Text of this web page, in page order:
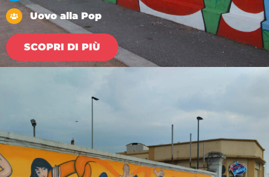
Uovo alla Pop
SCOPRI DI PIÙ